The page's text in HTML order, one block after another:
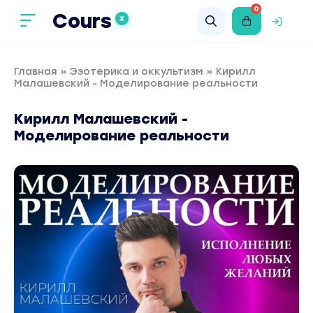
Cours X
0
Главная » Эзотерика и оккультизм » Кирилл
Малашевский - Моделирование реальности
Кирилл Малашевский -
Моделирование реальности